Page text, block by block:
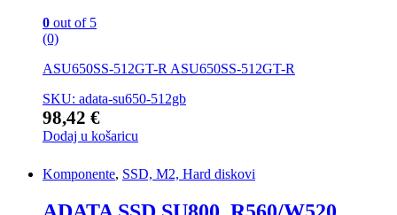
0 out of 5
(0)
ASU650SS-512GT-R ASU650SS-512GT-R
SKU: adata-su650-512gb
98,42 €
Dodaj u košaricu
Komponente, SSD, M2, Hard diskovi